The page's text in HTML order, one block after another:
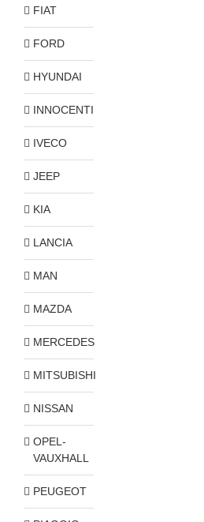
FIAT
FORD
HYUNDAI
INNOCENTI
IVECO
JEEP
KIA
LANCIA
MAN
MAZDA
MERCEDES
MITSUBISHI
NISSAN
OPEL-
VAUXHALL
PEUGEOT